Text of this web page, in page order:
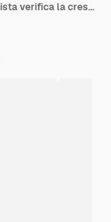
Risparmio di denaro Imprenditore Contabilista verifica la crescita dell'attività e risparmia denaro impilando monete con la calcolatrice Concetto di contabilità